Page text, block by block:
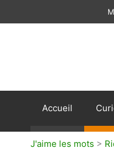
Accueil
J'aime les mots >